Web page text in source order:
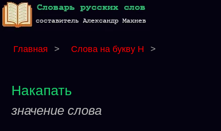
Главная > Слова на букву Н >
Накапать
значение слова